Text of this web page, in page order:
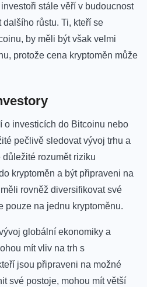
stále‍ věří v budoucnost
růstu. Ti,‍ kteří se
​by měli být však velmi
protože cena kryptoměn⁣ může
o investicích do Bitcoinu nebo
pečlivě sledovat vývoj trhu a​
rozumět riziku
kryptoměn a být připraveni na
‌rovněž diversifikovat ‍své
pouze ⁣na jednu kryptoměnu.
globální ekonomiky a
mít vliv⁢ na trh s
jsou připraveni na možné
své postoje, mohou mít ⁣větší